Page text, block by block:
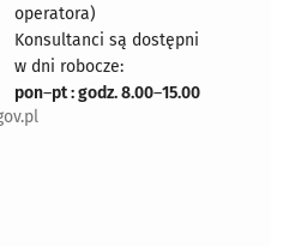
operatora)
Konsultanci są dostępni
w dni robocze:
pon–pt : godz. 8.00–15.00